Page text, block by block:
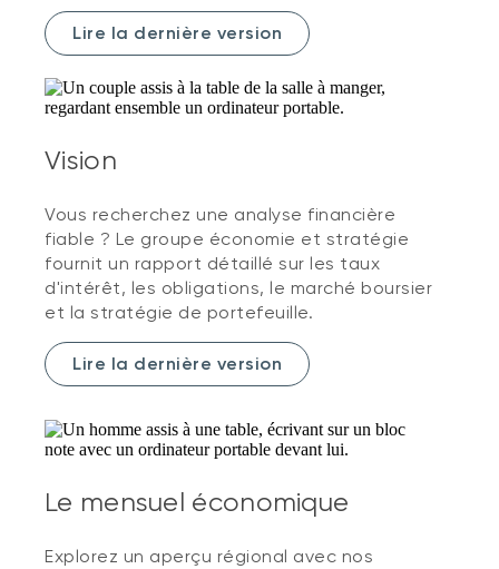
Lire la dernière version
Vision
Vous recherchez une analyse financière
fiable ? Le groupe économie et stratégie
fournit un rapport détaillé sur les taux
d'intérêt, les obligations, le marché boursier
et la stratégie de portefeuille.
Lire la dernière version
Le mensuel économique
Explorez un aperçu régional avec nos